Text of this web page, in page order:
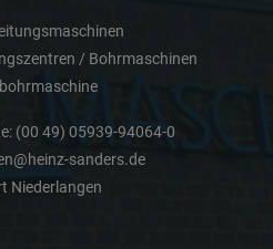
/ Bohrmaschinen
(00 49) 05939-94064-0
sanders.de
Niederlangen